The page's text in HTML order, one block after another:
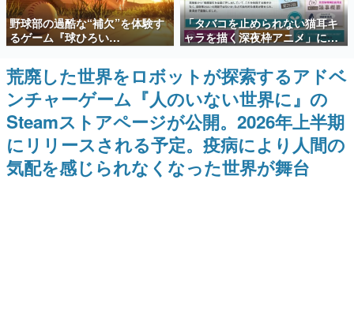
殿堂入り記事
SNS拡散数が数千以上！ ページビュー数万以上！ などな
ど。多くの人々に読まれた、電ファミ渾身の“殿堂入り”記
事をまとめました。
ゲームの企画書
名作ゲームクリエイターの方々に製作時のエピソードをお
聞きし、ヒットする企画（ゲーム）とは何か？を探ってい
きます。
赫本
この物語を解いてはいけない。『赫本』は、〈試験問題〉
の形をした短編ホラー小説集です。
野球部の過酷な“補欠”を体験す
るゲーム『球ひろい
Simulator』が「1件」のウィッ
シュリストをもとにチェコ語に
対応しSNSで話題に。『キング
ダム・カム』開発元やチェコの
プロ野球選手から称賛の声
「タバコを止められない猫耳キ
ャラを描く深夜枠アニメ」に視
聴者の一部から批判意見。違法
薬物の使用と思しき描写も含め
て、BPOが議論を交わす
荒廃した世界をロボットが探索するアドベ
ンチャーゲーム『人のいない世界に』の
Steamストアページが公開。2026年上半期
にリリースされる予定。疫病により人間の
気配を感じられなくなった世界が舞台